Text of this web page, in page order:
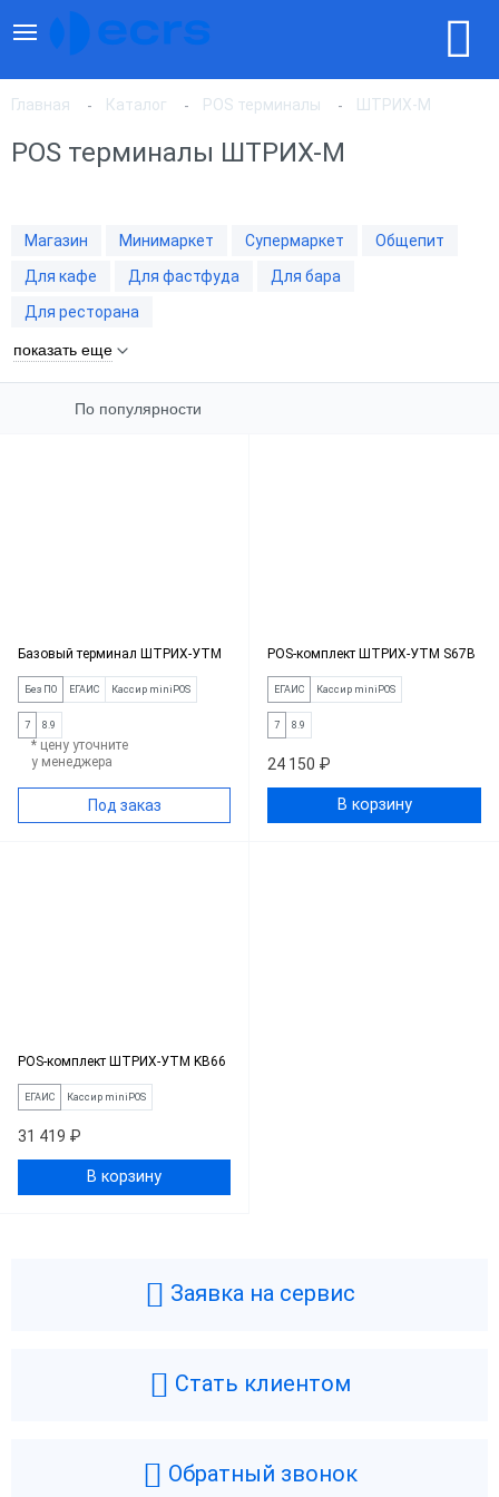
Главная Каталог POS терминалы ШТРИХ-М
POS терминалы ШТРИХ-М
Магазин Минимаркет Супермаркет
Общепит
Для кафе
Для фастфуда
Для бара
Для ресторана
показать еще
По популярности
По цене, по возрастанию
Базовый терминал ШТРИХ-УТМ
Без ПО ЕГАИС Кассир miniPOS
7 8.9
* цену уточните
у менеджера
Под заказ
POS-комплект ШТРИХ-УТМ S67B
ЕГАИС Кассир miniPOS
7 8.9
24 150 ₽
В корзину
POS-комплект ШТРИХ-УТМ KB66
ЕГАИС Кассир miniPOS
31 419 ₽
В корзину
Заявка на сервис
Стать клиентом
Обратный звонок